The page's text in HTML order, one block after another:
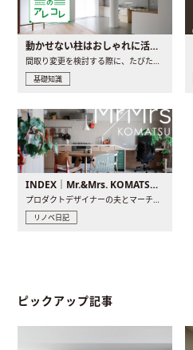
動かせない柱はおしゃれに活用！柱を魅せるリノベーション(リノベ)4選
間取り変更を検討する際に、たびたび皆さんの頭を悩ませる動か..
基礎知識
INDEX｜Mr.&Mrs. KOMATSU renovation diary
プロダクトデザイナーの夫とマーチャンダイザーの妻が、夫婦で..
リノベ日記
ピックアップ記事